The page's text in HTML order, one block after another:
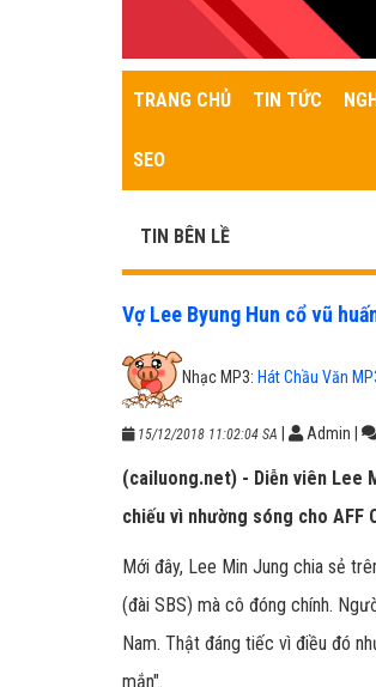
TRANG CHỦ TIN TỨC
SEO
TIN BÊN LỀ
Vợ Lee Byung Hun cổ vũ
Nhạc MP3: Hát Chầu Văn
15/12/2018 11:02:04 SA Admin
(cailuong.net) - Diễn viên Lee
chiếu vì nhường sóng cho AFF
Mới đây, Lee Min Jung chia sẻ
(đài SBS) mà cô đóng chính.
Nam. Thật đáng tiếc vì điều đó
mắn".